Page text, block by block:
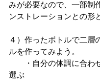
みが必要なので、一部制
ンストレーションとの形
４）作ったボトルで二層
ルを作ってみよう。
・自分の体調に合わ
選ぶ